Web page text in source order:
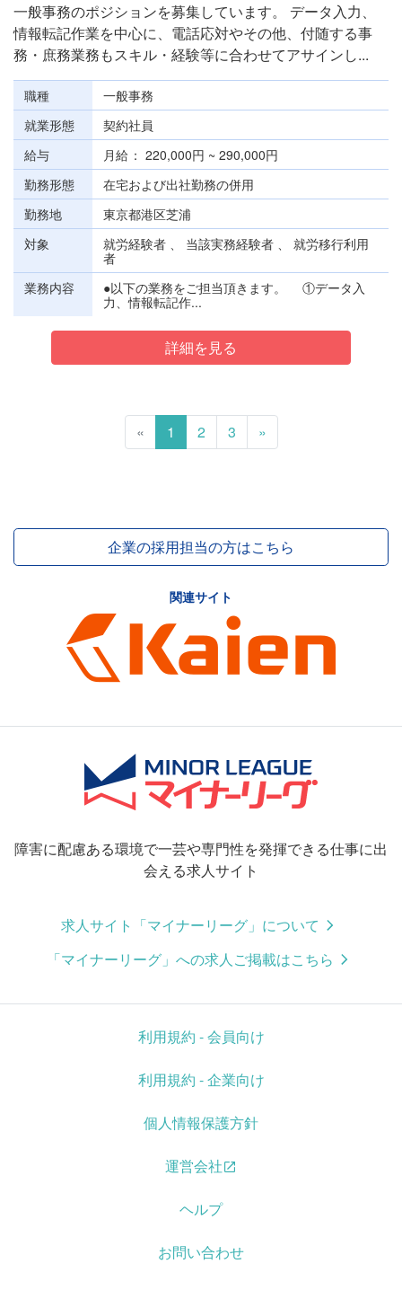
一般事務のポジションを募集しています。 データ入力、
情報転記作業を中心に、電話応対やその他、付随する事
務・庶務業務もスキル・経験等に合わせてアサインし...
職種
一般事務
就業形態
契約社員
給与
月給
220,000円 ~ 290,000円
勤務形態
在宅および出社勤務の併用
勤務地
東京都港区芝浦
対象
就労経験者 、 当該実務経験者 、 就労移行利用
者
業務内容
●以下の業務をご担当頂きます。 ①データ入
力、情報転記作...
詳細を見る
« 1 2 3 »
企業の採用担当の方はこちら
関連サイト
障害に配慮ある環境で一芸や専門性を発揮できる仕事に出
会える求人サイト
求人サイト「マイナーリーグ」について
「マイナーリーグ」への求人ご掲載はこちら
利用規約 - 会員向け
利用規約 - 企業向け
個人情報保護方針
運営会社
ヘルプ
お問い合わせ